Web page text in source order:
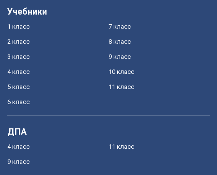
Учебники
1 класс
2 класс
3 класс
4 класс
5 класс
6 класс
7 класс
8 класс
9 класс
10 класс
11 класс
ДПА
4 класс
9 класс
11 класс